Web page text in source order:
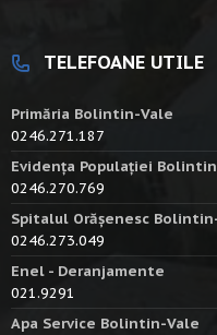
TELEFOANE UTILE
Primăria Bolintin-Vale
0246.271.187
Evidența Populației
0246.270.769
Spitalul Orășenesc
0246.273.049
Enel - Deranjamente
021.9291
Apa Service Bolintin-Vale